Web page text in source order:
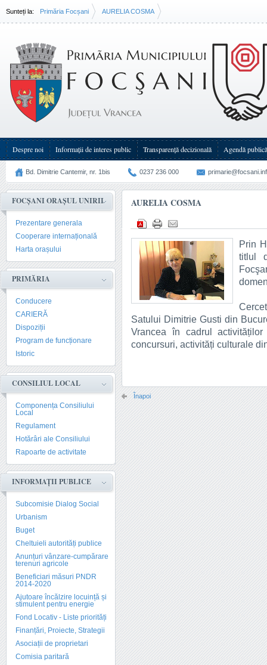
Sunteți la: Primăria Focșani AURELIA COSMA
Despre noi Informații de interes public Transparenţă decizională Agendă publică
Bd. Dimitrie Cantemir, nr. 1bis 0237 236 000
FOCȘANI ORAȘUL UNIRII
Prezentare generala
Cooperare internațională
Harta orașului
PRIMĂRIA
Conducere
CARIERĂ
Dispoziții
Program de funcționare
Istoric
CONSILIUL LOCAL
Componența Consiliului
Local
Regulament
Hotărâri ale Consiliului
Rapoarte de activitate
INFORMAȚII PUBLICE
Subcomisie Dialog Social
Urbanism
Buget
Cheltuieli autorități publice
Anunțuri vânzare-cumpărare
terenuri agricole
Beneficiari măsuri PNDR
2014-2020
Ajutoare încălzire locuință și
stimulent pentru energie
Fond Locativ - Liste priorități
Finanțări, Proiecte, Strategii
Asociații de proprietari
Comisia paritară
AURELIA COSMA
Prin
titlul
Satului Dimitrie Gusti din
Vrancea în cadrul
concursuri, activități culturale
Înapoi